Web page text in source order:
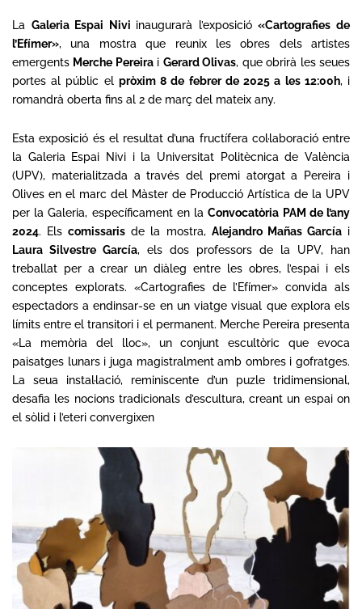
La Galeria Espai Nivi inaugurarà l’exposició«Cartografies de
l’Efímer», una mostra que reunix les obres dels artistes
emergents Merche Pereirai Gerard Olivas, que obrirà les seues
portes al públic el pròxim 8 de febrer de 2025 a les 12:00h, i
romandrà oberta fins al 2 de març del mateix any.
Esta exposició és el resultat d’una fructífera col·laboració entre
la Galeria Espai Nivi i la Universitat Politècnica de València
(UPV), materialitzada a través del premi atorgat a Pereira i
Olives en el marc del Màster de Producció Artística de la UPV
per la Galeria, específicament en laConvocatòria PAM de l’any
2024. Elscomissaris de la mostra, Alejandro Mañas Garcíai
Laura Silvestre García, els dos professors de la UPV, han
treballat per a crear un diàleg entre les obres, l’espai i els
conceptes explorats. «Cartografies de l’Efímer» convida als
espectadors a endinsar-se en un viatge visual que explora els
límits entre el transitori i el permanent. Merche Pereira presenta
«La memòria del lloc», un conjunt escultòric que evoca
paisatges lunars i juga magistralment amb ombres i gofratges.
La seua instal·lació, reminiscente d’un puzle tridimensional,
desafia les nocions tradicionals d’escultura, creant un espai on
el sòlid i l’eteri convergixen